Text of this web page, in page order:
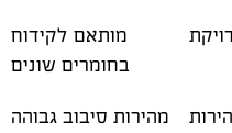
מותאם לקידוח
בחומרים שונים
מהירות סיבוב גבוהה